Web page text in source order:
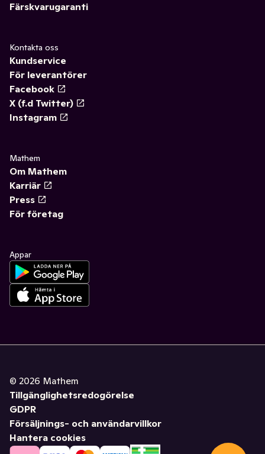
Färskvarugaranti
Kontakta oss
Kundservice
För leverantörer
Facebook
X (f.d Twitter)
Instagram
Mathem
Om Mathem
Karriär
Press
För företag
Appar
© 2026 Mathem
Tillgänglighetsredogörelse
GDPR
Försäljnings- och användarvillkor
Hantera cookies